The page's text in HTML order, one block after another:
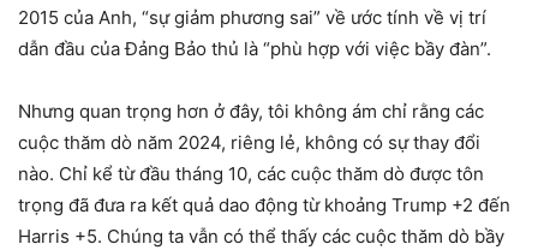
2015 của Anh, “sự giảm phương sai” về ước tính về vị trí
dẫn đầu của Đảng Bảo thủ là “phù hợp với việc bầy đàn”.
Nhưng quan trọng hơn ở đây, tôi không ám chỉ rằng các
cuộc thăm dò năm 2024, riêng lẻ, không có sự thay đổi
nào. Chỉ kể từ đầu tháng 10, các cuộc thăm dò được tôn
trọng đã đưa ra kết quả dao động từ khoảng Trump +2 đến
Harris +5. Chúng ta vẫn có thể thấy các cuộc thăm dò bầy